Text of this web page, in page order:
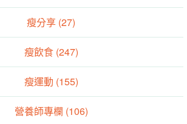
瘦分享 (27)
瘦飲食 (247)
瘦運動 (155)
營養師專欄 (106)